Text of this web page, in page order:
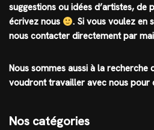
suggestions ou idées d’artistes, de
écrivez nous
. Si vous voulez en
nous contacter directement par
Nous sommes aussi à la recherche
voudront travailler avec nous pour
Nos catégories